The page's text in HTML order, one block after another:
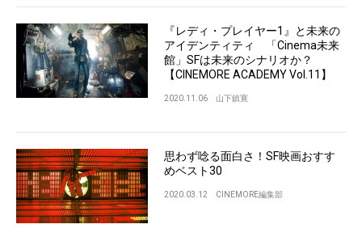
『レディ・プレイヤー1』と未来の
アイデンティティ 「Cinema未来
館」SFは未来のシナリオか？
【CINEMORE ACADEMY Vol.11】
2020.11.06 山下鎮寛
思わず唸る面白さ！SF映画おすす
めベスト30
2020.03.12 CINEMORE編集部